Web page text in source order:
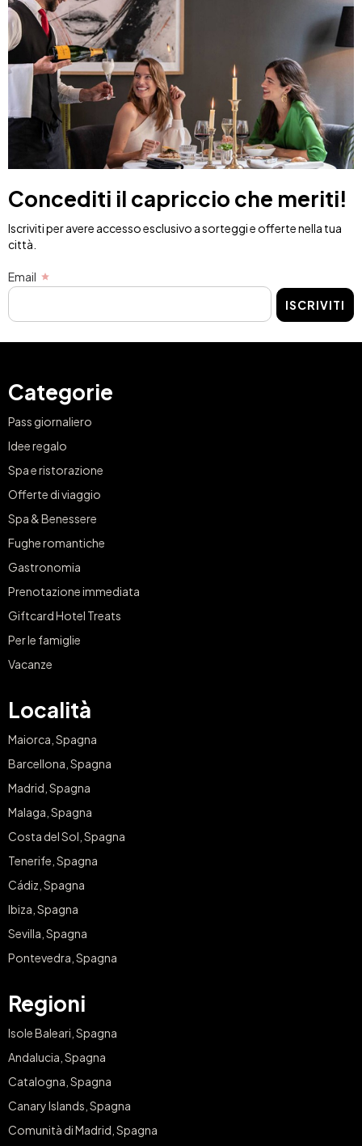
Concediti il capriccio che meriti!
Iscriviti per avere accesso esclusivo a sorteggi e offerte nella tua
città.
Email
ISCRIVITI
Categorie
Pass giornaliero
Idee regalo
Spa e ristorazione
Offerte di viaggio
Spa & Benessere
Fughe romantiche
Gastronomia
Prenotazione immediata
Giftcard Hotel Treats
Per le famiglie
Vacanze
Località
Maiorca, Spagna
Barcellona, Spagna
Madrid, Spagna
Malaga, Spagna
Costa del Sol, Spagna
Tenerife, Spagna
Cádiz, Spagna
Ibiza, Spagna
Sevilla, Spagna
Pontevedra, Spagna
Regioni
Isole Baleari, Spagna
Andalucia, Spagna
Catalogna, Spagna
Canary Islands, Spagna
Comunità di Madrid, Spagna